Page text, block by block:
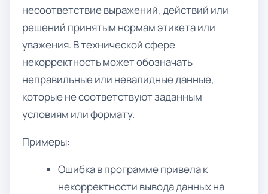
несоответствие выражений, действий или
решений принятым нормам этикета или
уважения. В технической сфере
некорректность может обозначать
неправильные или невалидные данные,
которые не соответствуют заданным
условиям или формату.
Примеры:
Ошибка в программе привела к
некорректности вывода данных на